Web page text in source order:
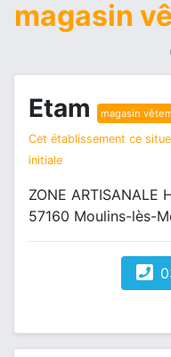
magasin
Etam magasin
Cet établissement ce
initiale
ZONE ARTISANALE
57160 Moulins-lès-